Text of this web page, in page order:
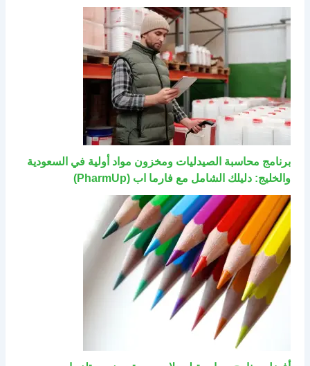
برنامج محاسبة الصيدليات ومخزون مواد أولية في السعودية
والخليج: دليلك الشامل مع فارما اب (PharmUp)